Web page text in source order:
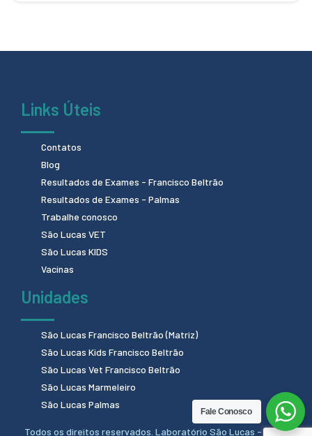
Links Úteis
Contatos
Blog
Resultados de Exames - Francisco Beltrão
Resultados de Exames - Palmas
Trabalhe conosco
São Lucas VET
São Lucas KIDS
Vacinas
Unidades
São Lucas Francisco Beltrão (Matriz)
São Lucas Kids Francisco Beltrão
São Lucas Vet Francisco Beltrão
São Lucas Marmeleiro
São Lucas Palmas
Todos os direitos reservados. Laboratório São Lucas - 2024.
Fale Conosco